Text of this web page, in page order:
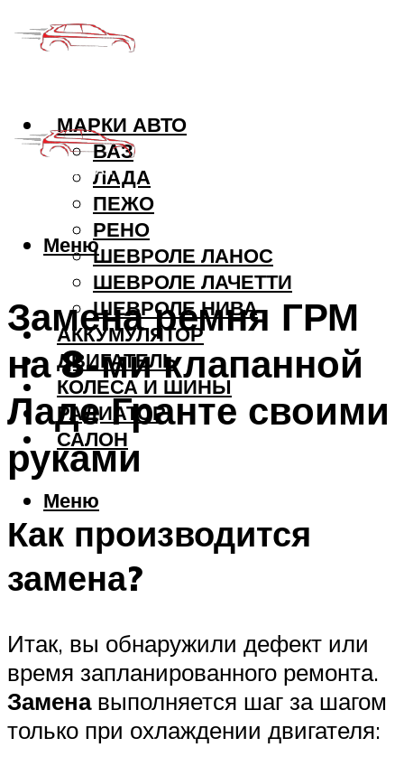
МАРКИ АВТО
ВАЗ
ЛАДА
ПЕЖО
РЕНО
ШЕВРОЛЕ ЛАНОС
ШЕВРОЛЕ ЛАЧЕТТИ
ШЕВРОЛЕ НИВА
АККУМУЛЯТОР
ДВИГАТЕЛЬ
КОЛЕСА И ШИНЫ
РАДИАТОР
САЛОН
Меню
Меню
Замена ремня ГРМ
на 8-ми клапанной
Ладе Гранте своими
руками
Как производится
замена?
Итак, вы обнаружили дефект или
время запланированного ремонта.
Заменавыполняется шаг за шагом
только при охлаждении двигателя: